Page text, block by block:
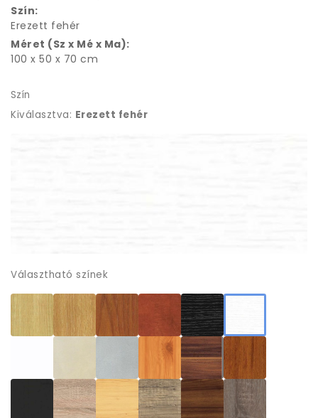
Szín:
Erezett fehér
Méret (Sz x Mé x Ma):
100 x 50 x 70 cm
Szín
Kiválasztva: Erezett fehér
Választható színek